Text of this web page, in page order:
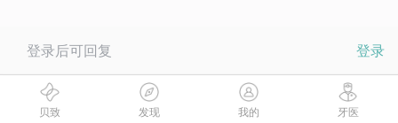
登录后可回复 登录
贝致 发现 我的 牙医